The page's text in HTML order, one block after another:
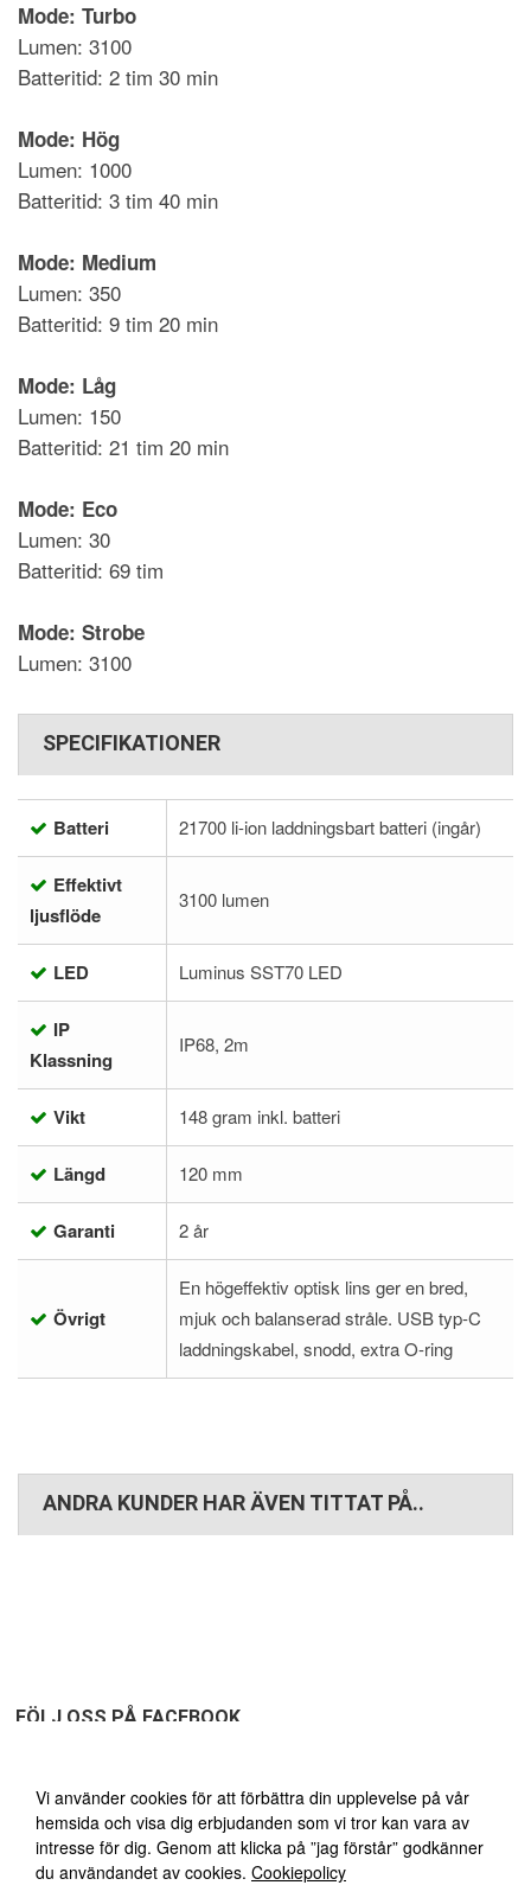
Vi använder cookies för att förbättra din upplevelse på vår
hemsida och visa dig erbjudanden som vi tror kan vara av
intresse för dig. Genom att klicka på ”jag förstår” godkänner
du användandet av cookies. Cookiepolicy
Mode: Turbo
Lumen: 3100
Batteritid: 2 tim 30 min
Mode: Hög
Lumen: 1000
Batteritid: 3 tim 40 min
Mode: Medium
Lumen: 350
Batteritid: 9 tim 20 min
Mode: Låg
Lumen: 150
Batteritid: 21 tim 20 min
Mode: Eco
Lumen: 30
Batteritid: 69 tim
Mode: Strobe
Lumen: 3100
SPECIFIKATIONER
Batteri 21700 li-ion laddningsbart batteri (ingår)
Effektivt
ljusflöde
3100 lumen
LED Luminus SST70 LED
IP
Klassning
IP68, 2m
Vikt 148 gram inkl. batteri
Längd 120 mm
Garanti 2 år
Övrigt
En högeffektiv optisk lins ger en bred,
mjuk och balanserad stråle. USB typ-C
laddningskabel, snodd, extra O-ring
ANDRA KUNDER HAR ÄVEN TITTAT PÅ..
FÖLJ OSS PÅ FACEBOOK
FRI FRAKT ÖVER 1495:-30